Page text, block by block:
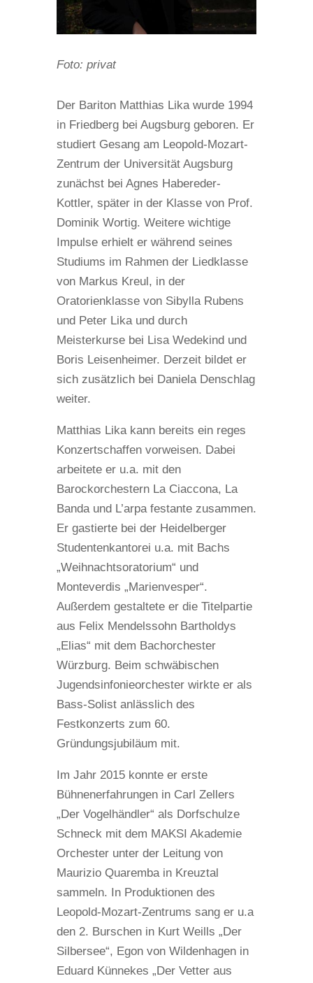
Foto: privat
Der Bariton Matthias Lika wurde 1994
in Friedberg bei Augsburg geboren. Er
studiert Gesang am Leopold-Mozart-
Zentrum der Universität Augsburg
zunächst bei Agnes Habereder-
Kottler, später in der Klasse von Prof.
Dominik Wortig. Weitere wichtige
Impulse erhielt er während seines
Studiums im Rahmen der Liedklasse
von Markus Kreul, in der
Oratorienklasse von Sibylla Rubens
und Peter Lika und durch
Meisterkurse bei Lisa Wedekind und
Boris Leisenheimer. Derzeit bildet er
sich zusätzlich bei Daniela Denschlag
weiter.
Matthias Lika kann bereits ein reges
Konzertschaffen vorweisen. Dabei
arbeitete er u.a. mit den
Barockorchestern La Ciaccona, La
Banda und L’arpa festante zusammen.
Er gastierte bei der Heidelberger
Studentenkantorei u.a. mit Bachs
„Weihnachtsoratorium“ und
Monteverdis „Marienvesper“.
Außerdem gestaltete er die Titelpartie
aus Felix Mendelssohn Bartholdys
„Elias“ mit dem Bachorchester
Würzburg. Beim schwäbischen
Jugendsinfonieorchester wirkte er als
Bass-Solist anlässlich des
Festkonzerts zum 60.
Gründungsjubiläum mit.
Im Jahr 2015 konnte er erste
Bühnenerfahrungen in Carl Zellers
„Der Vogelhändler“ als Dorfschulze
Schneck mit dem MAKSI Akademie
Orchester unter der Leitung von
Maurizio Quaremba in Kreuztal
sammeln. In Produktionen des
Leopold-Mozart-Zentrums sang er u.a
den 2. Burschen in Kurt Weills „Der
Silbersee“, Egon von Wildenhagen in
Eduard Künnekes „Der Vetter aus